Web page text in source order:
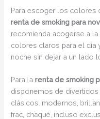
Para escoger los colores
renta de smoking para
recomienda acogerse a la
colores claros para el día
noche sin dejar a un lado
Para larenta de smoking
disponemos de
clásicos, modernos,
frac, chaqué, incluso